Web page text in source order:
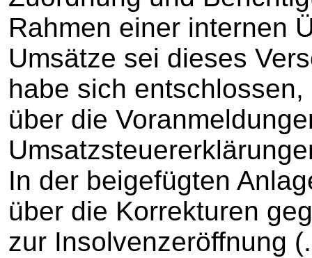
Rahmen einer internen
Umsätze sei dieses
habe sich
über die
In der beigefügten
über die Korrekturen
zur Insolvenzeröffnung